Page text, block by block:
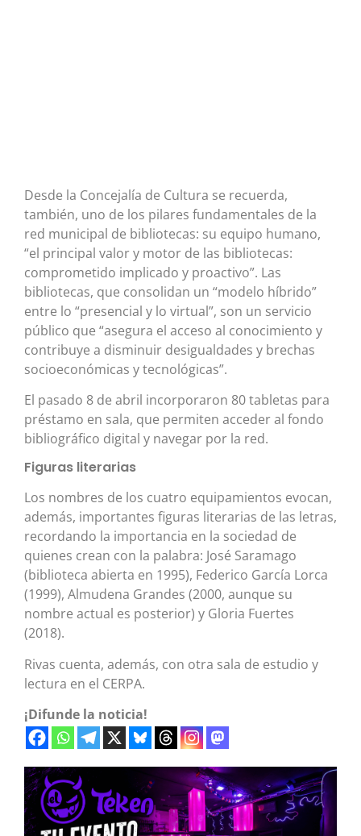
Desde la Concejalía de Cultura se recuerda,
también, uno de los pilares fundamentales de la
red municipal de bibliotecas: su equipo humano,
“el principal valor y motor de las bibliotecas:
comprometido implicado y proactivo”. Las
bibliotecas, que consolidan un “modelo híbrido”
entre lo “presencial y lo virtual”, son un servicio
público que “asegura el acceso al conocimiento y
contribuye a disminuir desigualdades y brechas
socioeconómicas y tecnológicas”.
El pasado 8 de abril incorporaron 80 tabletas para
préstamo en sala, que permiten acceder al fondo
bibliográfico digital y navegar por la red.
Figuras literarias
Los nombres de los cuatro equipamientos evocan,
además, importantes figuras literarias de las letras,
recordando la importancia en la sociedad de
quienes crean con la palabra: José Saramago
(biblioteca abierta en 1995), Federico García Lorca
(1999), Almudena Grandes (2000, aunque su
nombre actual es posterior) y Gloria Fuertes
(2018).
Rivas cuenta, además, con otra sala de estudio y
lectura en el CERPA.
¡Difunde la noticia!